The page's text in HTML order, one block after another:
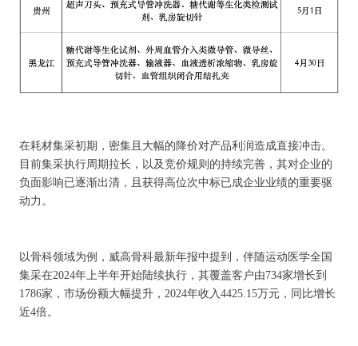
在耗材集采初期，密集且大幅的降价对产品利润造成直接冲击。
目前集采执行周期拉长，以及竞价规则的持续完善，其对企业的
负面影响已逐渐出清，且获得高位次中标已成企业业绩的重要驱
动力。
以骨科领域为例，威高骨科最新年报中提到，伴随运动医学全国
集采在2024年上半年开始陆续执行，其覆盖客户由734家增长到
1786家，市场份额大幅提升，2024年收入4425.15万元，同比增长
近4倍。